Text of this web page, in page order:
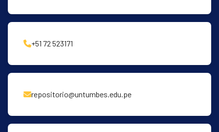
+51 72 523171
repositorio@untumbes.edu.pe